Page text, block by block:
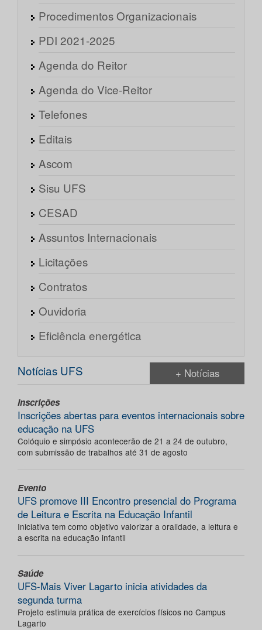
Procedimentos Organizacionais
PDI 2021-2025
Agenda do Reitor
Agenda do Vice-Reitor
Telefones
Editais
Ascom
Sisu UFS
CESAD
Assuntos Internacionais
Licitações
Contratos
Ouvidoria
Eficiência energética
Notícias UFS + Notícias
Inscrições
Inscrições abertas para eventos internacionais sobre
educação na UFS
Colóquio e simpósio acontecerão de 21 a 24 de outubro,
com submissão de trabalhos até 31 de agosto
Evento
UFS promove III Encontro presencial do Programa
de Leitura e Escrita na Educação Infantil
Iniciativa tem como objetivo valorizar a oralidade, a leitura e
a escrita na educação infantil
Saúde
UFS-Mais Viver Lagarto inicia atividades da
segunda turma
Projeto estimula prática de exercícios físicos no Campus
Lagarto